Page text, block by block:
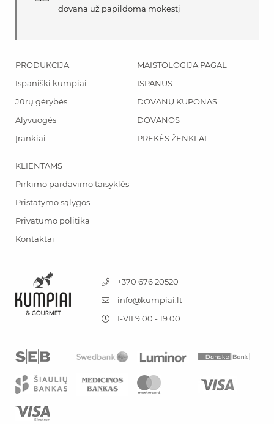
dovaną už papildomą mokestį
PRODUKCIJA
Ispaniški kumpiai
Jūrų gėrybės
Alyvuogės
Įrankiai
MAISTOLOGIJA PAGAL
ISPANUS
DOVANŲ KUPONAS
DOVANOS
PREKĖS ŽENKLAI
KLIENTAMS
Pirkimo pardavimo taisyklės
Pristatymo sąlygos
Privatumo politika
Kontaktai
+370 676 20520
info@kumpiai.lt
I-VII 9.00 - 19.00